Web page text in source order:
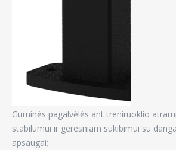
Guminės pagalvėlės ant treniruoklio
stabilumui ir geresniam sukibimui su
apsaugai;